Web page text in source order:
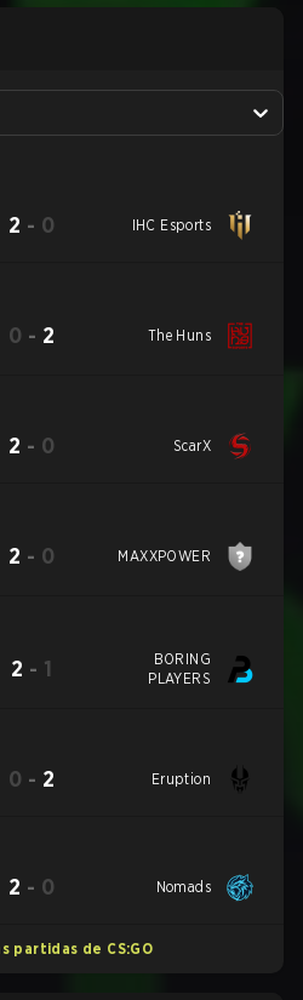
2 - 0 IHC Esports
0 - 2 The Huns
2 - 0 ScarX
2 - 0 MAXXPOWER
2 - 1
BORING
PLAYERS
0 - 2 Eruption
2 - 0 Nomads
partidas de CS:GO